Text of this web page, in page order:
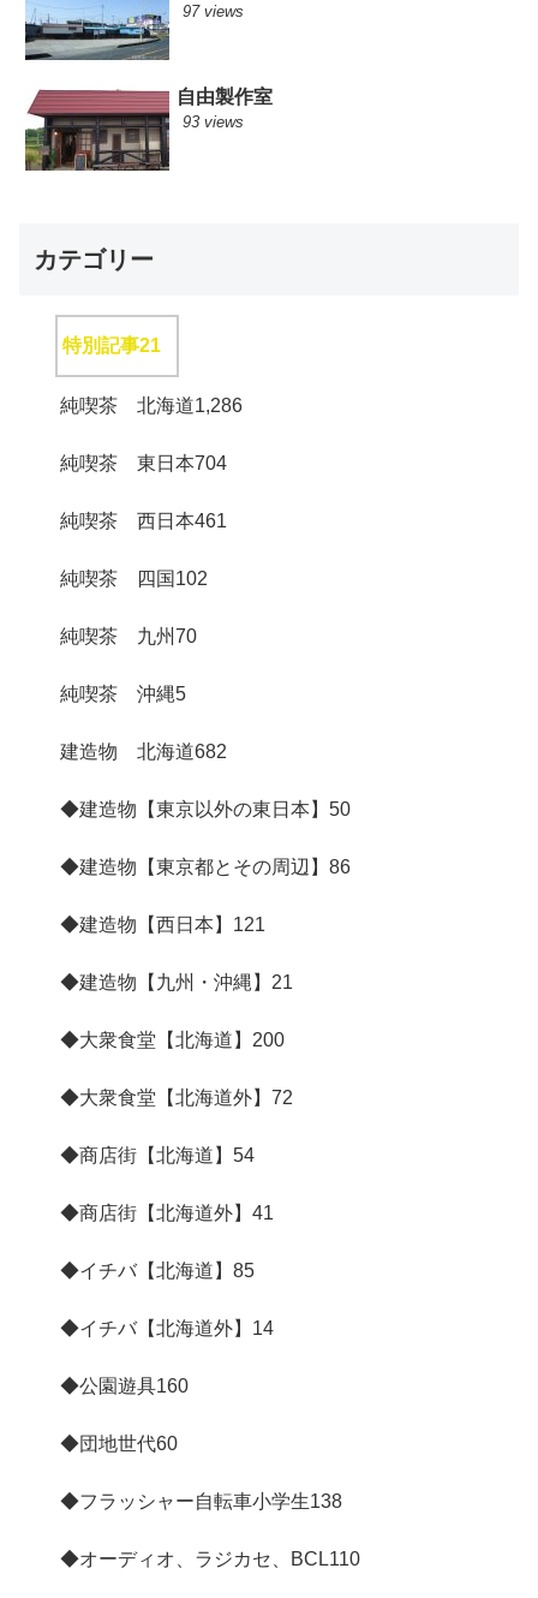
97 views
自由製作室
93 views
カテゴリー
特別記事21
純喫茶 北海道1,286
純喫茶 東日本704
純喫茶 西日本461
純喫茶 四国 102
純喫茶 九州70
純喫茶 沖縄5
建造物 北海道682
◆建造物【東京以外の東日本】 50
◆建造物【東京都とその周辺】 86
◆建造物【西日本】 121
◆建造物【九州・沖縄】 21
◆大衆食堂【北海道】 200
◆大衆食堂【北海道外】 72
◆商店街【北海道】 54
◆商店街【北海道外】 41
◆イチバ【北海道】 85
◆イチバ【北海道外】 14
◆公園遊具160
◆団地世代60
◆フラッシャー自転車小学生138
◆オーディオ、ラジカセ、BCL110